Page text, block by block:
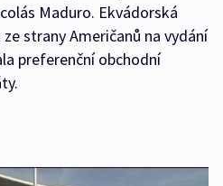
Maduro. Ekvádorská
strany Američanů na vydání
preferenční obchodní